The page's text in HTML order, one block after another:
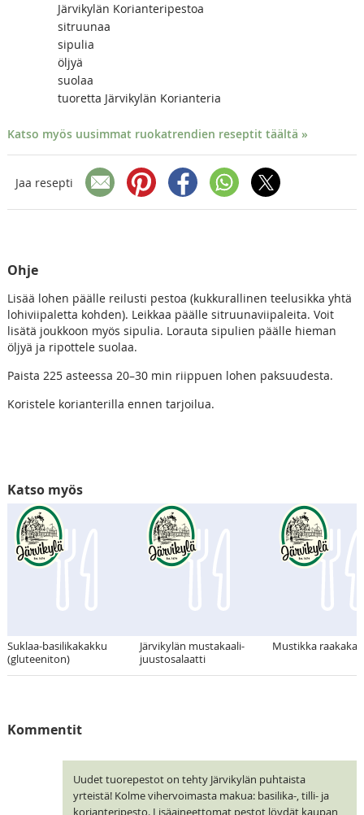
Järvikylän Korianteripestoa
sitruunaa
sipulia
öljyä
suolaa
tuoretta Järvikylän Korianteria
Katso myös uusimmat ruokatrendien reseptit täältä »
Jaa resepti
Ohje
Lisää lohen päälle reilusti pestoa (kukkurallinen teelusikka yhtä
lohiviipaletta kohden). Leikkaa päälle sitruunaviipaleita. Voit
lisätä joukkoon myös sipulia. Lorauta sipulien päälle hieman
öljyä ja ripottele suolaa.
Paista 225 asteessa 20–30 min riippuen lohen paksuudesta.
Koristele korianterilla ennen tarjoilua.
Katso myös
Suklaa-basilikakakku
(gluteeniton)
Järvikylän mustakaali-
juustosalaatti
Mustikka
Kommentit
Uudet tuorepestot on tehty Järvikylän puhtaista
yrteistä! Kolme vihervoimasta makua: basilika-, tilli- ja
korianteripesto. Lisäaineettomat pestot löydät kaupan